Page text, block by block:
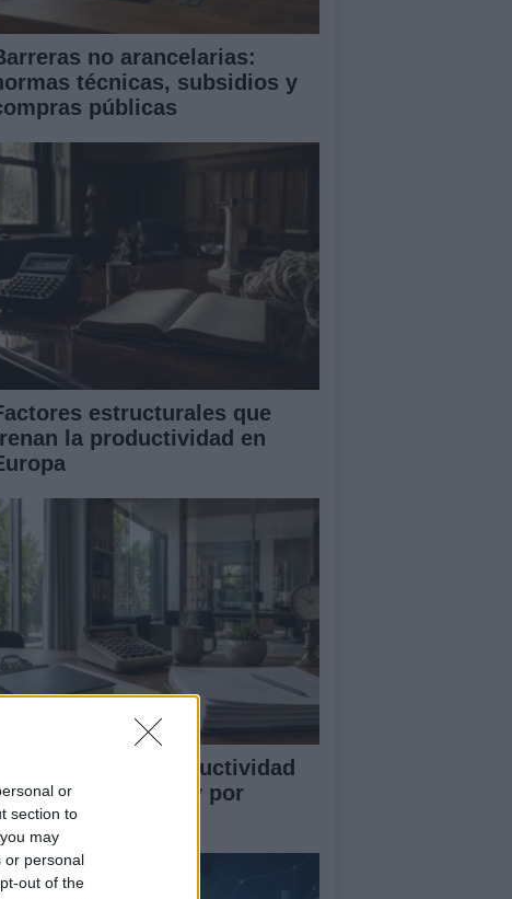
or
section to
may
or personal
out of the
no arancelarias:
técnicas, subsidios y
públicas
estructurales que
la productividad en
Cómo medir la productividad
hora trabajada y por